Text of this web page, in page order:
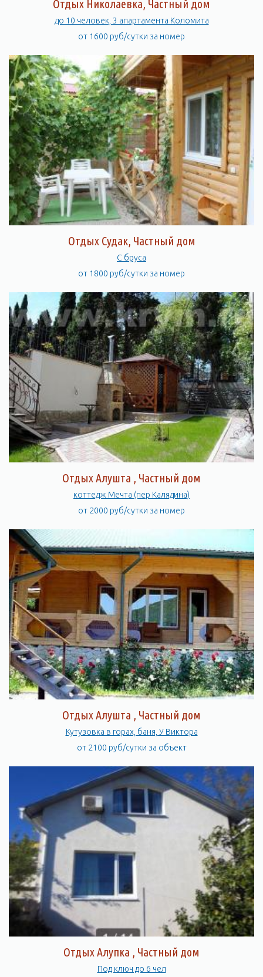
Отдых Николаевка, Частный дом
до 10 человек, 3 апартамента Коломита
от 1600 руб/сутки за номер
Отдых Судак, Частный дом
С бруса
от 1800 руб/сутки за номер
Отдых Алушта , Частный дом
коттедж Мечта (пер Калядина)
от 2000 руб/сутки за номер
Отдых Алушта , Частный дом
Кутузовка в горах, баня, У Виктора
от 2100 руб/сутки за объект
Отдых Алупка , Частный дом
Под ключ до 6 чел